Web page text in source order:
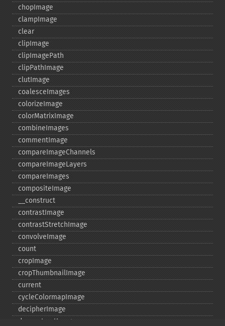
chopImage
clampImage
clear
clipImage
clipImagePath
clipPathImage
clutImage
coalesceImages
colorizeImage
colorMatrixImage
combineImages
commentImage
compareImageChannels
compareImageLayers
compareImages
compositeImage
_​_​construct
contrastImage
contrastStretchImage
convolveImage
count
cropImage
cropThumbnailImage
current
cycleColormapImage
decipherImage
deconstructImages